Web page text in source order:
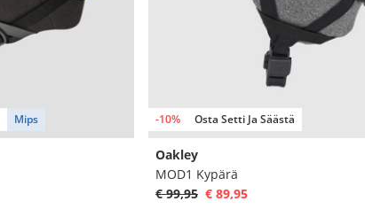
Mips -10% Osta Setti Ja Säästä
Oakley
MOD1 Kypärä
€ 99,95 € 89,95